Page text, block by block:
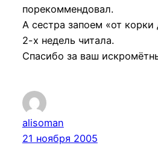
порекоммендовал.
А сестра запоем «от
2-х недель читала.
Спасибо за ваш
alisoman
21 ноября 2005